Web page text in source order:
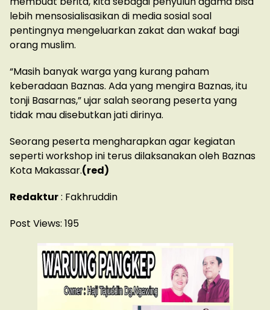
lebih mensosialisasikan di media sosial soal
pentingnya mengeluarkan zakat dan wakaf bagi
orang muslim.
“Masih banyak warga yang kurang paham
keberadaan Baznas. Ada yang mengira Baznas, itu
tonji Basarnas,” ujar salah seorang peserta yang
tidak mau disebutkan jati dirinya.
Seorang peserta mengharapkan agar kegiatan
seperti workshop ini terus dilaksanakan oleh Baznas
Kota Makassar.(red)
Redaktur: Fakhruddin
Post Views: 195